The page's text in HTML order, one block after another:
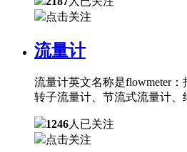
点击关注
流量计
流量计英文名称是flowmeter
转子流量计、节流式流量计、
1246人已关注
点击关注